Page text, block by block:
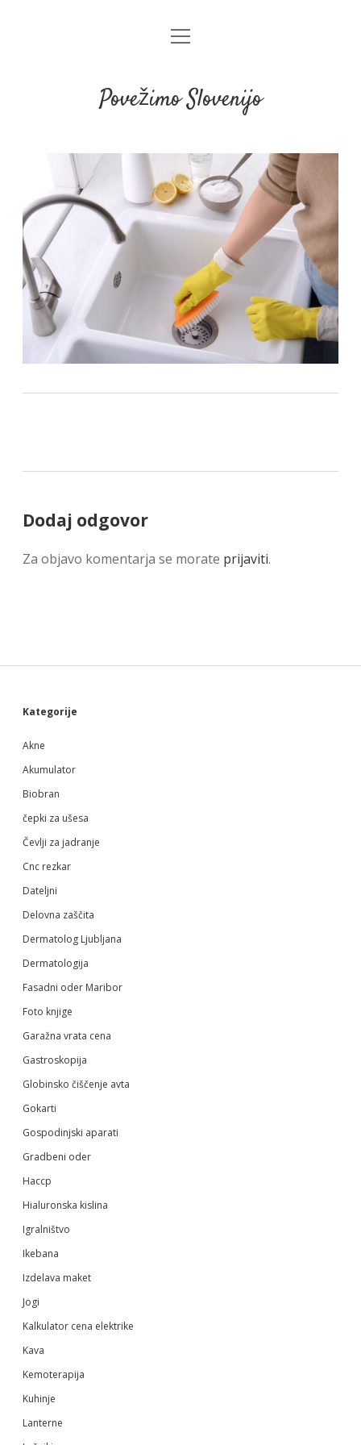
open
Povežimo Slovenijo
Dodaj odgovor
Za objavo komentarja se morate prijaviti.
Sidebar
Kategorije
Akne
Akumulator
Biobran
čepki za ušesa
Čevlji za jadranje
Cnc rezkar
Dateljni
Delovna zaščita
Dermatolog Ljubljana
Dermatologija
Fasadni oder Maribor
Foto knjige
Garažna vrata cena
Gastroskopija
Globinsko čiščenje avta
Gokarti
Gospodinjski aparati
Gradbeni oder
Haccp
Hialuronska kislina
Igralništvo
Ikebana
Izdelava maket
Jogi
Kalkulator cena elektrike
Kava
Kemoterapija
Kuhinje
Lanterne